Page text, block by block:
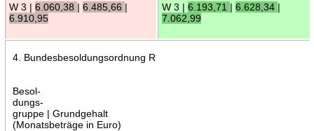
W 3 | 6.060,38 | 6.485,66 |
6.910,95
W 3 | 6.193,71 | 6.628,34 |
7.062,99
4. Bundesbesoldungsordnung R
Besol-
dungs-
gruppe | Grundgehalt
(Monatsbeträge in Euro)